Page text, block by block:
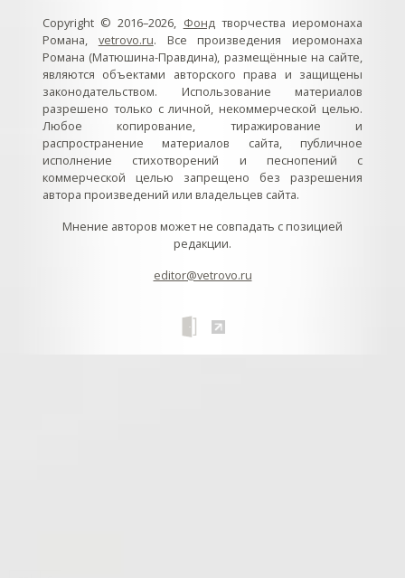
Copyright © 2016–2026, Фондтворчества иеромонаха
Романа, vetrovo.ru. Все произведения иеромонаха
Романа (Матюшина-Правдина), размещённые на сайте,
являются объектами авторского права и защищены
законодательством. Использование материалов
разрешено только с личной, некоммерческой целью.
Любое копирование, тиражирование и
распространение материалов сайта, публичное
исполнение стихотворений и песнопений с
коммерческой целью запрещено без разрешения
автора произведений или владельцев сайта.
Мнение авторов может не совпадать с позицией
редакции.
editor@vetrovo.ru